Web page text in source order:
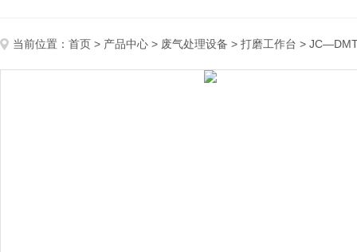
当前位置： 首页 > 产品中心 > 废气处理设备 > 打磨工作台 >